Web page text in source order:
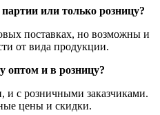
или только розницу?
поставках, но возможны и
от вида продукции.
оптом и в розницу?
и с розничными заказчиками.
цены и скидки.